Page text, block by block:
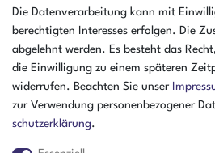
Öffnungszeiten
07:30 - 15:00
Die Datenverarbeitung kann mit
berechtigten Interesses erfolgen. Die
abgelehnt werden. Es besteht das
die Einwilligung zu einem späteren
widerrufen. Beachten Sie unser
zur Verwendung personenbezogener
schutz­erklärung.